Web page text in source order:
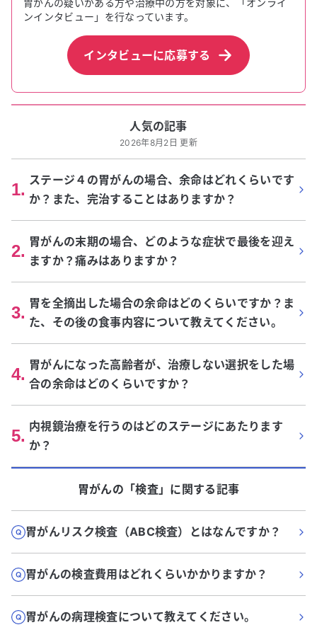
胃がんの疑いがある方や治療中の方を対象に、「オンライ
ンインタビュー」を行なっています。
インタビューに応募する
人気の記事
2026年8月2日 更新
1. ステージ４の胃がんの場合、余命はどれくらいです
か？また、完治することはありますか？
2. 胃がんの末期の場合、どのような症状で最後を迎え
ますか？痛みはありますか？
3. 胃を全摘出した場合の余命はどのくらいですか？ま
た、その後の食事内容について教えてください。
4. 胃がんになった高齢者が、治療しない選択をした場
合の余命はどのくらいですか？
5. 内視鏡治療を行うのはどのステージにあたります
か？
胃がんの「検査」に関する記事
胃がんリスク検査（ABC検査）とはなんですか？
胃がんの検査費用はどれくらいかかりますか？
胃がんの病理検査について教えてください。